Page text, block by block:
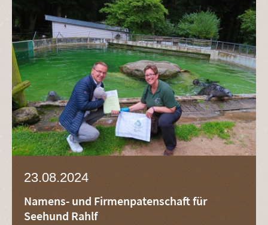
23.08.2024
Namens- und Firmenpatenschaft für
Seehund Rahlf